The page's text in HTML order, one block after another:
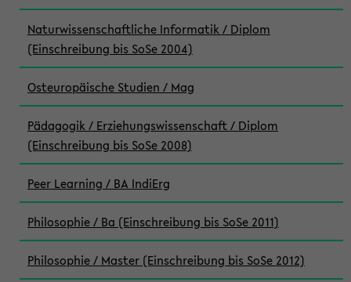
Naturwissenschaftliche Informatik / Diplom
(Einschreibung bis SoSe 2004)
Osteuropäische Studien / Mag
Pädagogik / Erziehungswissenschaft / Diplom
(Einschreibung bis SoSe 2008)
Peer Learning / BA IndiErg
Philosophie / Ba (Einschreibung bis SoSe 2011)
Philosophie / Master (Einschreibung bis SoSe 2012)